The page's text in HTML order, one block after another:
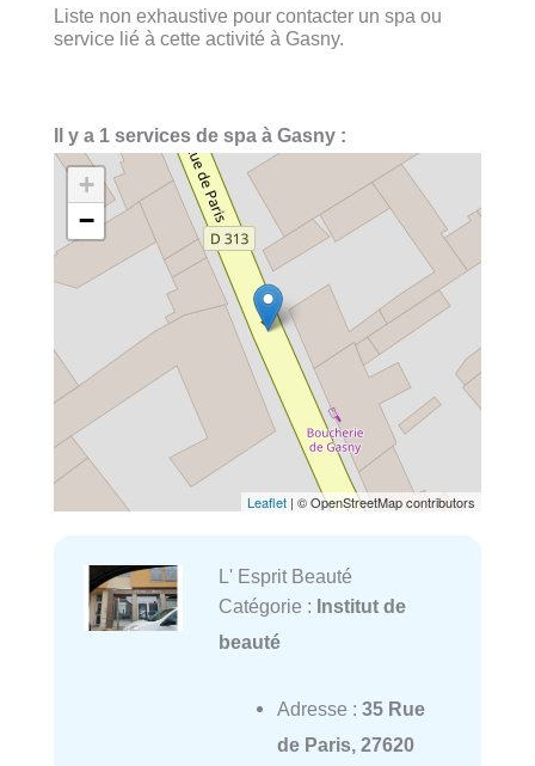
Liste non exhaustive pour contacter un spa ou
service lié à cette activité à Gasny.
Il y a 1 services de spa à Gasny :
+
−
Leaflet | © OpenStreetMap contributors
L' Esprit Beauté
Catégorie : Institut de
beauté
Adresse : 35 Rue
de Paris, 27620